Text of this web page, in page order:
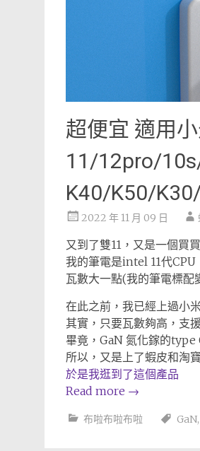
超便宜 適用
11/12pro/
K40/K50/
2022 年 11 月 09 日
又到了雙11，又是一個買
我的筆電是intel 11代CPU
瓦數大一點(我的筆電標配
在此之前，我已經上過小
其實，只要瓦數夠高，支
畢竟，GaN 氮化鎵的type
所以，又是上了蝦皮和淘
於是我逛到了這個產品
Read more →
布啦布啦布啦 GaN,